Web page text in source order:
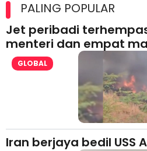
PALING POPULAR
Jet peribadi
menteri dan empat
GLOBAL
Iran berjaya bedil USS